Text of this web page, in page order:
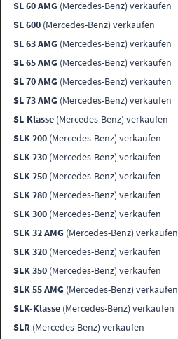
SL 60 AMG (Mercedes-Benz) verkaufen
SL 600 (Mercedes-Benz) verkaufen
SL 63 AMG (Mercedes-Benz) verkaufen
SL 65 AMG (Mercedes-Benz) verkaufen
SL 70 AMG (Mercedes-Benz) verkaufen
SL 73 AMG (Mercedes-Benz) verkaufen
SL-Klasse (Mercedes-Benz) verkaufen
SLK 200 (Mercedes-Benz) verkaufen
SLK 230 (Mercedes-Benz) verkaufen
SLK 250 (Mercedes-Benz) verkaufen
SLK 280 (Mercedes-Benz) verkaufen
SLK 300 (Mercedes-Benz) verkaufen
SLK 32 AMG (Mercedes-Benz) verkaufen
SLK 320 (Mercedes-Benz) verkaufen
SLK 350 (Mercedes-Benz) verkaufen
SLK 55 AMG (Mercedes-Benz) verkaufen
SLK-Klasse (Mercedes-Benz) verkaufen
SLR (Mercedes-Benz) verkaufen